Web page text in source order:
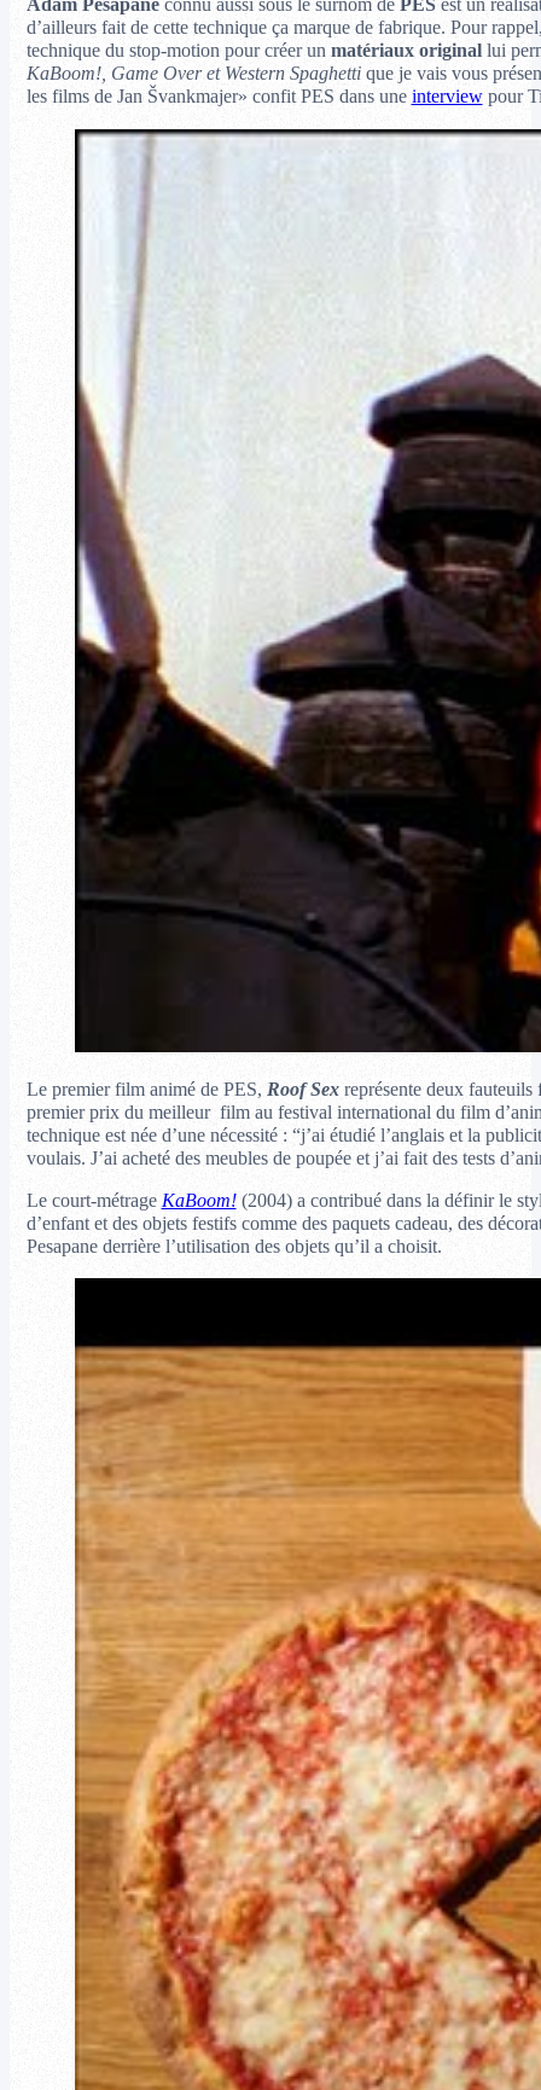
Adam Pesapaneconnu aussi sous le surnom de PESest un
d’ailleurs fait de cette technique ça marque de fabrique. Pour
technique du stop-motion pour créer un matériaux originallui
KaBoom!, Game Over et Western Spaghetti que je vais vous
les films de Jan Švankmajer» confit PES dans une interviewpour
Le premier film animé de PES, Roof Sex représente deux
premier prix du meilleur film au festival international du film
technique est née d’une nécessité : “j’ai étudié l’anglais et la
voulais. J’ai acheté des meubles de poupée et j’ai fait des tests
Le court-métrageKaBoom!(2004) a contribué dans la définir le
d’enfant et des objets festifs comme des paquets cadeau, des
Pesapane derrière l’utilisation des objets qu’il a choisit.